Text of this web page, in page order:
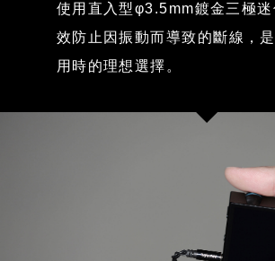
使用直入型φ3.5mm鍍金三極迷
效防止因振動而導致的斷線，
用時的理想選擇。